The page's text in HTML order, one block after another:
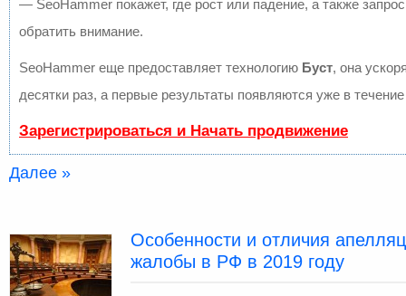
— SeoHammer покажет, где рост или падение, а также
обратить внимание.
SeoHammer еще предоставляет технологию Буст, она
десятки раз, а первые результаты появляются уже в
Зарегистрироваться и Начать продвижение
Далее »
Особенности и отличия
жалобы в РФ в 2019 году